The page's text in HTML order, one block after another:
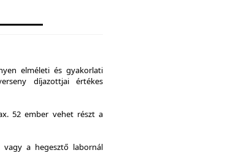
elméleti és gyakorlati
díjazottjai értékes
52 ember vehet részt a
vagy a hegesztő labornál